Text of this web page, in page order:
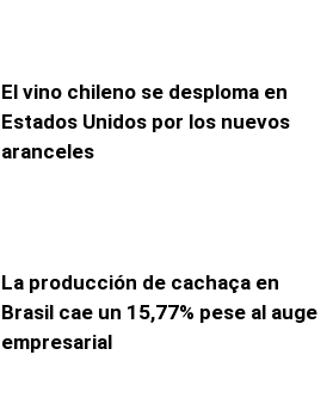
El vino chileno se desploma en
Estados Unidos por los nuevos
aranceles
La producción de cachaça en
Brasil cae un 15,77% pese al auge
empresarial